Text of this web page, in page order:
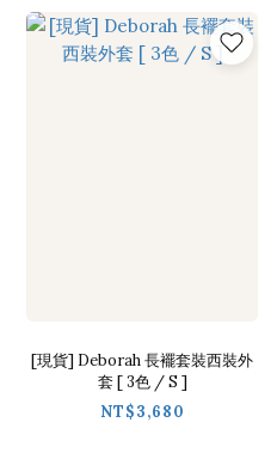
[現貨] Deborah 長襬套裝西裝外
套 [ 3色 / S ]
NT$3,680